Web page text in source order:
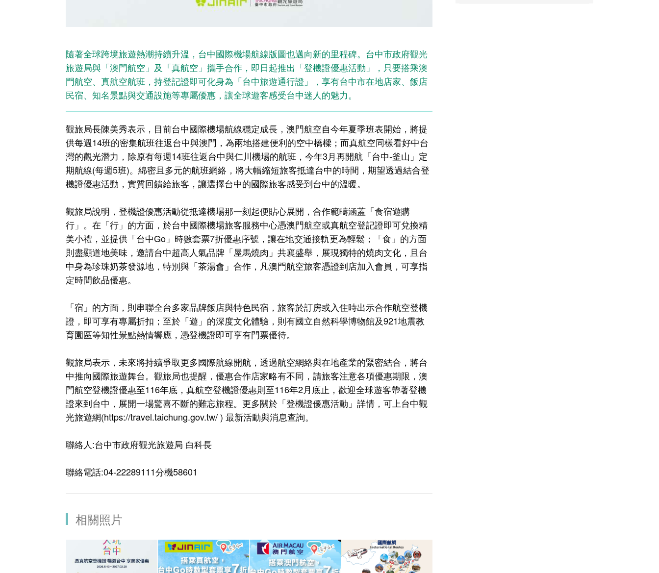
隨著全球跨境旅遊熱潮持續升溫，台中國際機場航線版圖也邁向新的里程碑。台中市政府觀光
旅遊局與「澳門航空」及「真航空」攜手合作，即日起推出「登機證優惠活動」，只要搭乘澳
門航空、真航空航班，持登記證即可化身為「台中旅遊通行證」，享有台中市在地店家、飯店
民宿、知名景點與交通設施等專屬優惠，讓全球遊客感受台中迷人的魅力。
觀旅局長陳美秀表示，目前台中國際機場航線穩定成長，澳門航空自今年夏季班表開始，將提
供每週14班的密集航班往返台中與澳門，為兩地搭建便利的空中橋樑；而真航空同樣看好中台
灣的觀光潛力，除原有每週14班往返台中與仁川機場的航班，今年3月再開航「台中-釜山」定
期航線(每週5班)。綿密且多元的航班網絡，將大幅縮短旅客抵達台中的時間，期望透過結合登
機證優惠活動，實質回饋給旅客，讓選擇台中的國際旅客感受到台中的溫暖。
觀旅局說明，登機證優惠活動從抵達機場那一刻起便貼心展開，合作範疇涵蓋「食宿遊購
行」。在「行」的方面，於台中國際機場旅客服務中心憑澳門航空或真航空登記證即可兌換精
美小禮，並提供「台中Go」時數套票7折優惠序號，讓在地交通接軌更為輕鬆；「食」的方面
則盡顯道地美味，邀請台中超高人氣品牌「屋馬燒肉」共襄盛舉，展現獨特的燒肉文化，且台
中身為珍珠奶茶發源地，特別與「茶湯會」合作，凡澳門航空旅客憑證到店加入會員，可享指
定時間飲品優惠。
「宿」的方面，則串聯全台多家品牌飯店與特色民宿，旅客於訂房或入住時出示合作航空登機
證，即可享有專屬折扣；至於「遊」的深度文化體驗，則有國立自然科學博物館及921地震教
育園區等知性景點熱情響應，憑登機證即可享有門票優待。
觀旅局表示，未來將持續爭取更多國際航線開航，透過航空網絡與在地產業的緊密結合，將台
中推向國際旅遊舞台。觀旅局也提醒，優惠合作店家略有不同，請旅客注意各項優惠期限，澳
門航空登機證優惠至116年底，真航空登機證優惠則至116年2月底止，歡迎全球遊客帶著登機
證來到台中，展開一場驚喜不斷的難忘旅程。更多關於「登機證優惠活動」詳情，可上台中觀
光旅遊網(https://travel.taichung.gov.tw/) 最新活動與消息查詢。
聯絡人:台中市政府觀光旅遊局 白科長
聯絡電話:04-22289111分機58601
相關照片